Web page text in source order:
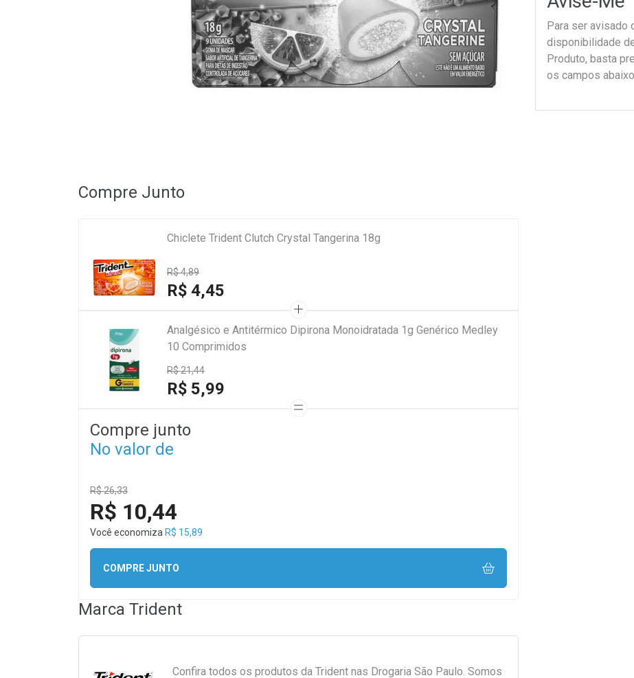
Para ser avisado
disponibilidade
Produto, basta
os campos abaixo.
Compre Junto
Chiclete Trident Clutch Crystal Tangerina 18g
R$ 4,89
R$ 4,45
Analgésico e Antitérmico Dipirona Monoidratada 1g Genérico Medley
10 Comprimidos
R$ 21,44
R$ 5,99
Compre junto
No valor de
R$ 26,33
R$ 10,44
Você economiza R$ 15,89
COMPRE JUNTO
Marca Trident
Confira todos os produtos da Trident nas Drogaria São Paulo. Somos